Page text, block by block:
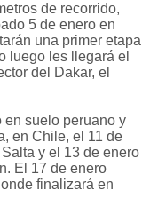
de recorrido,
5 de enero en
una primer etapa
luego les llegará el
del Dakar, el
en suelo peruano y
en Chile, el 11 de
y el 13 de enero
El 17 de enero
finalizará en